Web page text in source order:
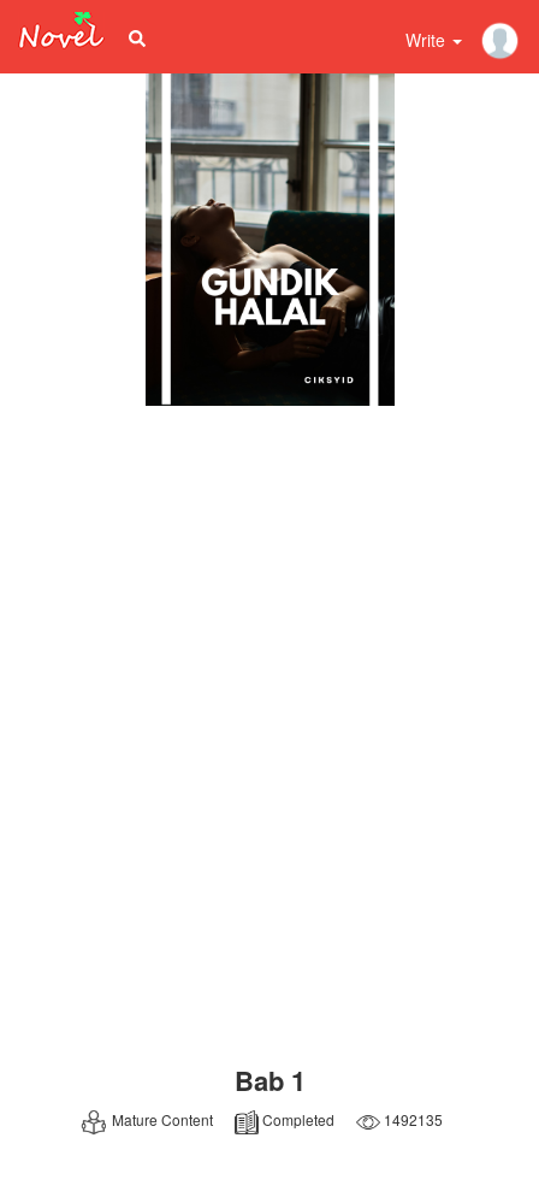
Write
Bab 1
Mature Content Completed 1492135